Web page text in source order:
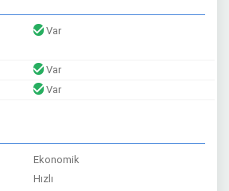
Var
Var
Var
Ekonomik
Hızlı